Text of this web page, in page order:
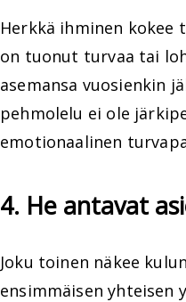
Herkkä ihminen kokee
on tuonut turvaa tai
asemansa vuosienkin
pehmolelu ei ole
emotionaalinen
4. He antavat
Joku toinen näkee
ensimmäisen yhteisen